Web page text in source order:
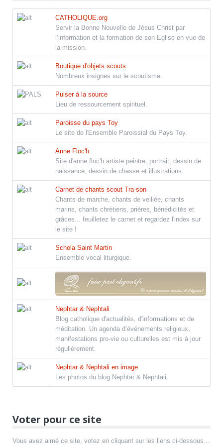
CATHOLIQUE.org
Servir la Bonne Nouvelle de Jésus Christ par
l’information et la formation de son Eglise en vue de
la mission.
Boutique d'objets scouts
Nombreux insignes sur le scoutisme.
Puiser à la source
Lieu de ressourcement spirituel.
Paroisse du pays Toy
Le site de l'Ensemble Paroissial du Pays Toy.
Anne Floc'h
Site d'anne floc'h artiste peintre, portrait, dessin de
naissance, dessin de chasse et illustrations.
Carnet de chants scout Tra-son
Chants de marche, chants de veillée, chants
marins, chants chrétiens, prières, bénédicités et
grâces... feuilletez le carnet et regardez l'index sur
le site !
Schola Saint Martin
Ensemble vocal liturgique.
Nephtar & Nephtali
Blog catholique d'actualités, d'informations et de
méditation. Un agenda d’événements religieux,
manifestations pro-vie ou culturelles est mis à jour
régulièrement.
Nephtar & Nephtali en image
Les photos du blog Nephtar & Nephtali.
Voter pour ce site
Vous avez aimé ce site, votez en cliquant sur les liens ci-dessous...